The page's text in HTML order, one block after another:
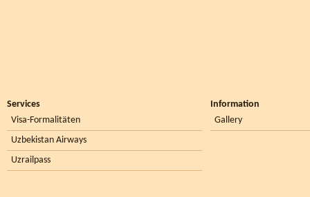
Services
Visa-Formalitäten
Uzbekistan Airways
Uzrailpass
Information
Gallery